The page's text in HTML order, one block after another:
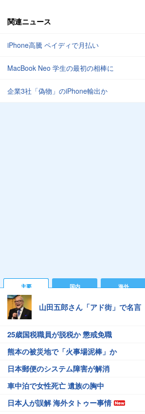
関連ニュース
iPhone高騰 ペイディで月払い
MacBook Neo 学生の最初の相棒に
企業3社「偽物」のiPhone輸出か
主要 国内 海外
山田五郎さん「アド街」で名言
25歳国税職員が脱税か 懲戒免職
熊本の被災地で「火事場泥棒」か
日本郵便のシステム障害が解消
車中泊で女性死亡 遺族の胸中
日本人が誤解 海外タトゥー事情